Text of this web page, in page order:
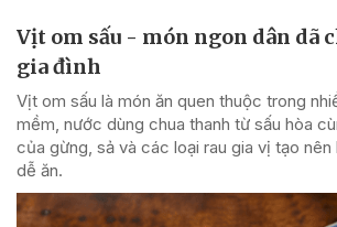
Vịt om sấu - món ngon dân dã
gia đình
Vịt om sấu là món ăn quen thuộc trong
mềm, nước dùng chua thanh từ sấu hòa
của gừng, sả và các loại rau gia vị tạo nên
dễ ăn.